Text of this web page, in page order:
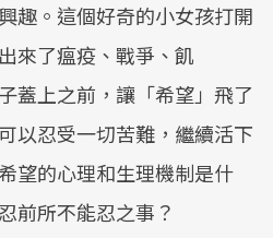
趣。這個好奇的小女孩打開
來了瘟疫、戰爭、飢
上之前，讓「希望」飛了
以忍受一切苦難，繼續活下
望的心理和生理機制是什
前所不能忍之事？